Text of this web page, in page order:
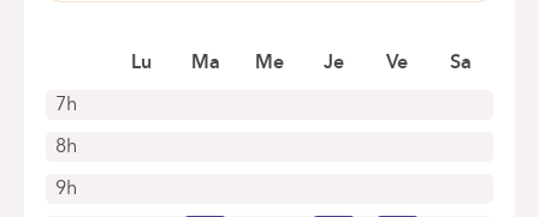
Prendre rendez-vous en ligne
7h
8h
9h
Lu Ma Me Je Ve Sa